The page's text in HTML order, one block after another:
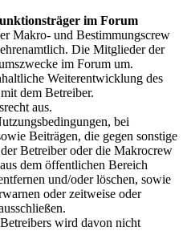
im Forum
Makro- und Bestimmungscrew
Die Mitglieder der
im Forum um.
Weiterentwicklung des
dem Betreiber.
aus.
bei
Beiträgen, die gegen sonstige
Betreiber oder die Makrocrew
dem öffentlichen Bereich
und/oder löschen, sowie
oder zeitweise oder
wird davon nicht